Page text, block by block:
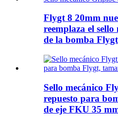
Flygt 8 20mm
reemplaza el
de la bomba Flygt
Sello mecánico
repuesto para
de eje FKU 35